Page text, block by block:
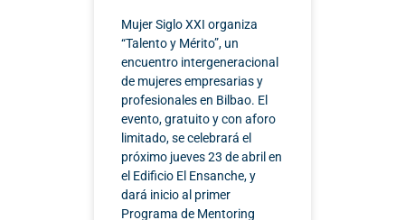
Mujer Siglo XXI organiza
“Talento y Mérito”, un
encuentro intergeneracional
de mujeres empresarias y
profesionales en Bilbao. El
evento, gratuito y con aforo
limitado, se celebrará el
próximo jueves 23 de abril en
el Edificio El Ensanche, y
dará inicio al primer
Programa de Mentoring